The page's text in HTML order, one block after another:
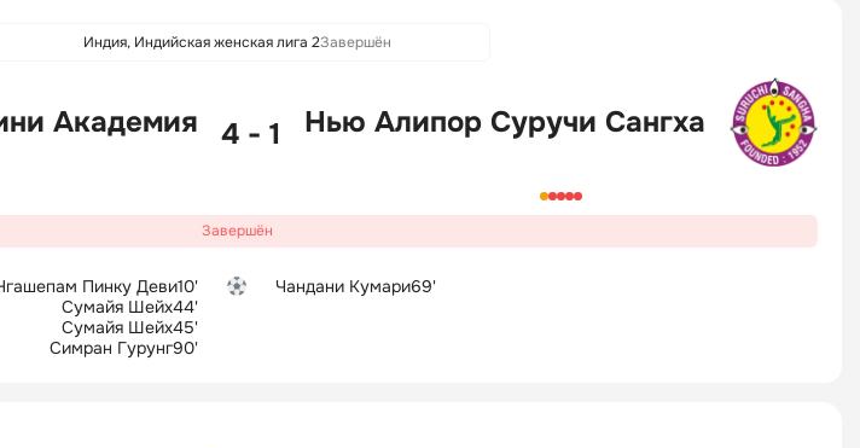
Индия, Индийская женская лига 2Завершён
Академия 4 - 1 Нью Алипор Суручи Сангха
Завершён
Пинку Деви10'
Сумайя Шейх44'
Сумайя Шейх45'
Симран Гурунг90'
Чандани Кумари69'